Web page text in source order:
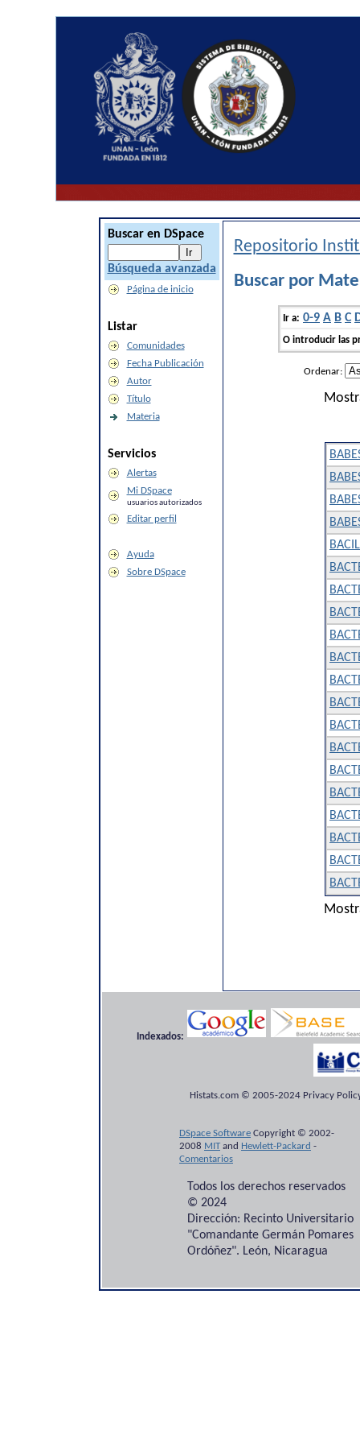
Buscar en DSpace
Búsqueda avanzada
Página de inicio
Listar
Comunidades
Fecha Publicación
Autor
Título
Materia
Servicios
Alertas
Mi DSpace
usuarios autorizados
Editar perfil
Ayuda
Sobre DSpace
Repositorio
Buscar por
Ir a: 0-9 A B C
O introducir las
Ordenar:
Indexados:
Histats.com © 2005-2024 Privacy
DSpace Software Copyright © 2002-
2008 MITand Hewlett-Packard -
Comentarios
Todos los derechos reservados
© 2024
Dirección: Recinto Universitario
"Comandante Germán Pomares
Ordóñez". León, Nicaragua